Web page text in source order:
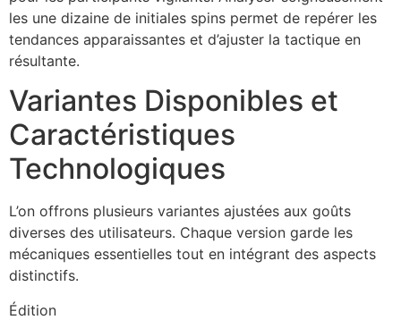
les une dizaine de initiales spins permet de repérer les
tendances apparaissantes et d’ajuster la tactique en
résultante.
Variantes Disponibles et
Caractéristiques
Technologiques
L’on offrons plusieurs variantes ajustées aux goûts
diverses des utilisateurs. Chaque version garde les
mécaniques essentielles tout en intégrant des aspects
distinctifs.
Édition